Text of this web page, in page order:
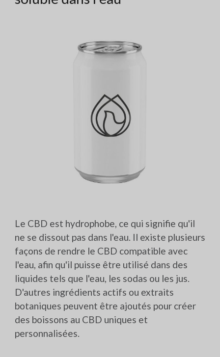
Le CBD est hydrophobe, ce qui signifie qu'il
ne se dissout pas dans l'eau. Il existe plusieurs
façons de rendre le CBD compatible avec
l'eau, afin qu'il puisse être utilisé dans des
liquides tels que l'eau, les sodas ou les jus.
D'autres ingrédients actifs ou extraits
botaniques peuvent être ajoutés pour créer
des boissons au CBD uniques et
personnalisées.